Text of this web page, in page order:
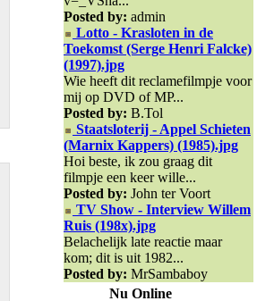
Posted by: admin
Lotto - Krasloten in de
Toekomst (Serge Henri Falcke)
(1997).jpg
Wie heeft dit reclamefilmpje voor
mij op DVD of MP...
Posted by: B.Tol
Staatsloterij - Appel Schieten
(Marnix Kappers) (1985).jpg
Hoi beste, ik zou graag dit
filmpje een keer wille...
Posted by: John ter Voort
TV Show - Interview Willem
Ruis (198x).jpg
Belachelijk late reactie maar
kom; dit is uit 1982...
Posted by: MrSambaboy
Nu Online